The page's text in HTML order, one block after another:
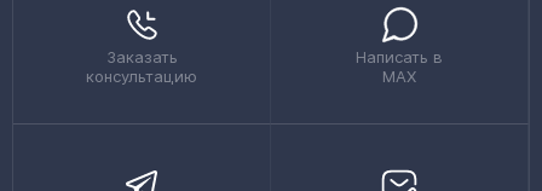
Заказать
консультацию
Написать в
MAX